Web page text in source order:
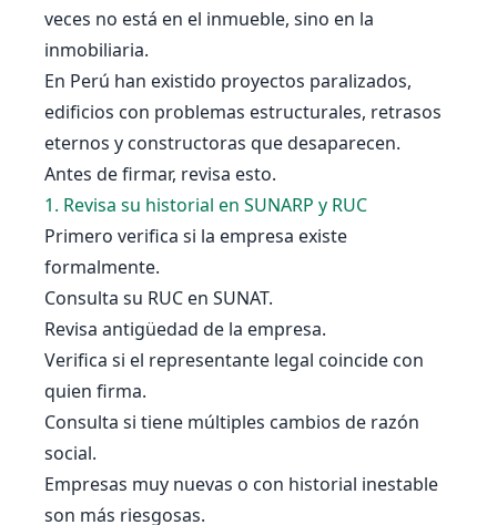
veces no está en el inmueble, sino en la
inmobiliaria.
En Perú han existido proyectos paralizados,
edificios con problemas estructurales, retrasos
eternos y constructoras que desaparecen.
Antes de firmar, revisa esto.
1. Revisa su historial en SUNARP y RUC
Primero verifica si la empresa existe
formalmente.
Consulta su RUC en SUNAT.
Revisa antigüedad de la empresa.
Verifica si el representante legal coincide con
quien firma.
Consulta si tiene múltiples cambios de razón
social.
Empresas muy nuevas o con historial inestable
son más riesgosas.